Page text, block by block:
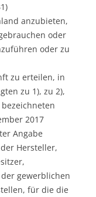
anzubieten,
oder
oder zu
zu erteilen, in
zu 1), zu 2),
2017
Angabe
Hersteller,
gewerblichen
für die die